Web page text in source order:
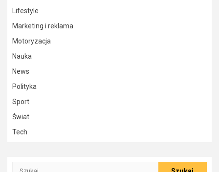
Lifestyle
Marketing i reklama
Motoryzacja
Nauka
News
Polityka
Sport
Świat
Tech
Szukaj: